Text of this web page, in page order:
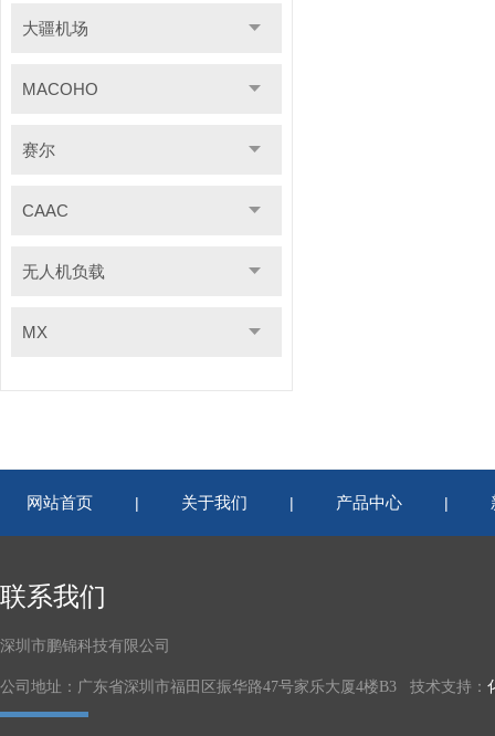
大疆机场
MACOHO
赛尔
CAAC
无人机负载
MX
网站首页 | 关于我们 | 产品中心 |
联系我们
深圳市鹏锦科技有限公司
公司地址：广东省深圳市福田区振华路47号家乐大厦4楼B3 技术支持：